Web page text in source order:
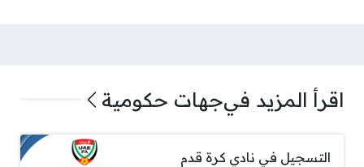
اقرأ المزيد فيجهات حكومية
التسجيل في نادي كرة قدم